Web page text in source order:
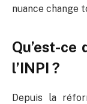
nuance change
Qu’est-ce
l’INPI ?
Depuis la